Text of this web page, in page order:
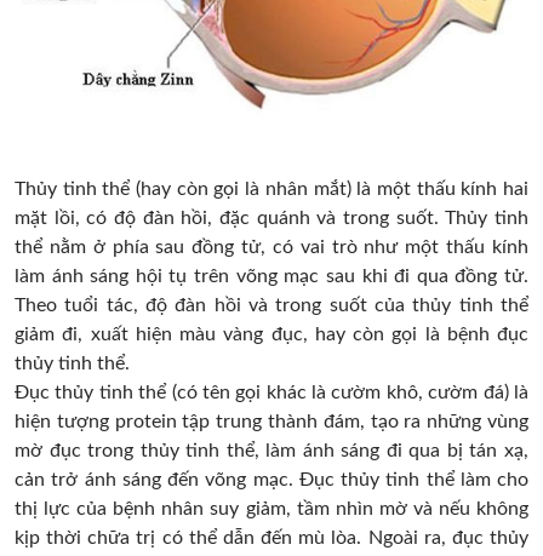
Thủy tinh thể (hay còn gọi là nhân mắt) là một thấu kính hai
mặt lồi, có độ đàn hồi, đặc quánh và trong suốt. Thủy tinh
thể nằm ở phía sau đồng tử, có vai trò như một thấu kính
làm ánh sáng hội tụ trên võng mạc sau khi đi qua đồng tử.
Theo tuổi tác, độ đàn hồi và trong suốt của thủy tinh thể
giảm đi, xuất hiện màu vàng đục, hay còn gọi là bệnh đục
thủy tinh thể.
Đục thủy tinh thể (có tên gọi khác là cườm khô, cườm đá) là
hiện tượng protein tập trung thành đám, tạo ra những vùng
mờ đục trong thủy tinh thể, làm ánh sáng đi qua bị tán xạ,
cản trở ánh sáng đến võng mạc. Đục thủy tinh thể làm cho
thị lực của bệnh nhân suy giảm, tầm nhìn mờ và nếu không
kịp thời chữa trị có thể dẫn đến mù lòa. Ngoài ra, đục thủy